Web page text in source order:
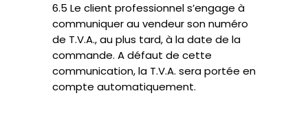
6.5 Le client professionnel s’engage à
communiquer au vendeur son numéro
de T.V.A., au plus tard, à la date de la
commande. A défaut de cette
communication, la T.V.A. sera portée en
compte automatiquement.